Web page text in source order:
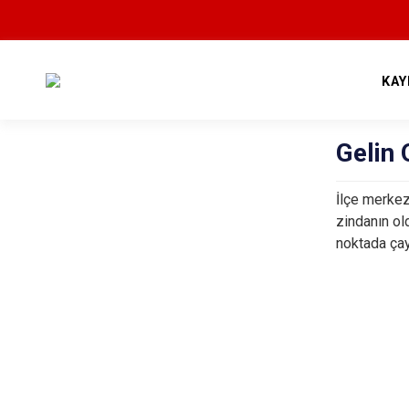
Gelin
İlçe
zindanın
noktada